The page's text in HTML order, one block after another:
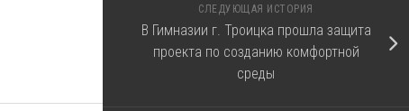
СЛЕДУЮЩАЯ ИСТОРИЯ
В Гимназии г. Троицка прошла защита
проекта по созданию комфортной
среды